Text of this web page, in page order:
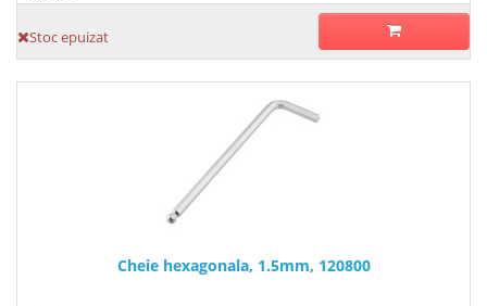
Stoc epuizat
Cheie hexagonala, 1.5mm, 120800